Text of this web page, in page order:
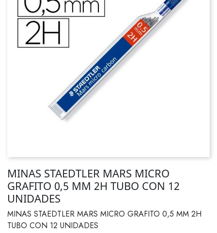
MINAS STAEDTLER MARS MICRO
GRAFITO 0,5 MM 2H TUBO CON 12
UNIDADES
MINAS STAEDTLER MARS MICRO GRAFITO 0,5 MM 2H
TUBO CON 12 UNIDADES